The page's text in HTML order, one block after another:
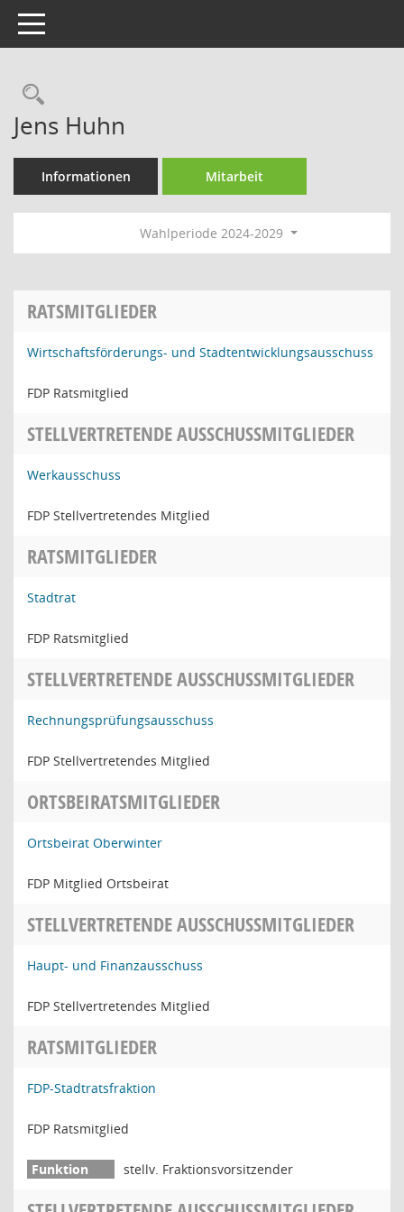
Toggle navigation
Rechercheauswahl
Jens Huhn
Informationen Mitarbeit
Wahlperiode 2024-2029
RATSMITGLIEDER
Wirtschaftsförderungs- und Stadtentwicklungsausschuss
FDP Ratsmitglied
STELLVERTRETENDE AUSSCHUSSMITGLIEDER
Werkausschuss
FDP Stellvertretendes Mitglied
RATSMITGLIEDER
Stadtrat
FDP Ratsmitglied
STELLVERTRETENDE AUSSCHUSSMITGLIEDER
Rechnungsprüfungsausschuss
FDP Stellvertretendes Mitglied
ORTSBEIRATSMITGLIEDER
Ortsbeirat Oberwinter
FDP Mitglied Ortsbeirat
STELLVERTRETENDE AUSSCHUSSMITGLIEDER
Haupt- und Finanzausschuss
FDP Stellvertretendes Mitglied
RATSMITGLIEDER
FDP-Stadtratsfraktion
FDP Ratsmitglied
stellv. Fraktionsvorsitzender